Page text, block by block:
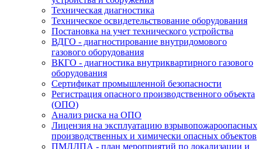
Техническая диагностика
Техническое освидетельствование оборудования
Постановка на учет технического устройства
ВДГО - диагностирование внутридомового
газового оборудования
ВКГО - диагностика внутриквартирного газового
оборудования
Сертификат промышленной безопасности
Регистрация опасного производственного объекта
(ОПО)
Анализ риска на ОПО
Лицензия на эксплуатацию взрывопожароопасных
производственных и химически опасных объектов
ПМЛЛПА - план мероприятий по локализации и